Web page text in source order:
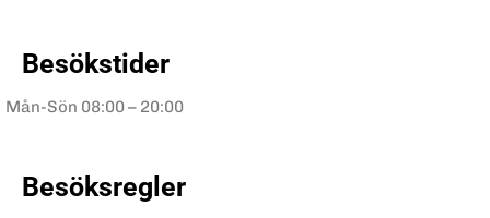
Besökstider
Mån-Sön 08:00 – 20:00
Besöksregler